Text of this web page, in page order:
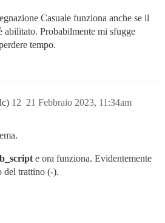
Casuale funziona anche se il
abilitato. Probabilmente mi sfugge
tempo.
21 Febbraio 2023, 11:34am
12
e ora funziona. Evidentemente
del trattino (-).